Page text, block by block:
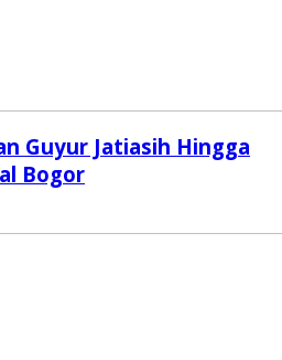
Guyur Jatiasih Hingga
Bogor